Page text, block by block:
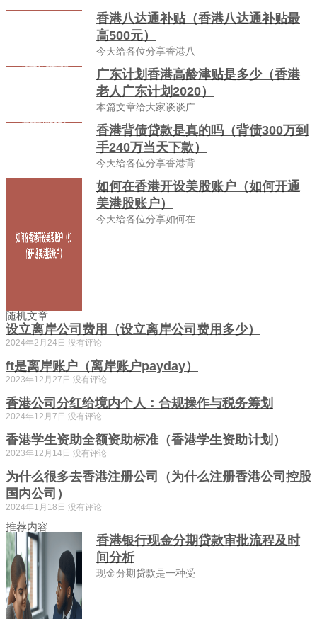
香港八达通补贴（香港八达通补贴最
高500元）
今天给各位分享香港八
广东计划香港高龄津贴是多少（香港
老人广东计划2020）
本篇文章给大家谈谈广
香港背债贷款是真的吗（背债300万到
手240万当天下款）
今天给各位分享香港背
如何在香港开设美股账户（如何开通
美港股账户）
今天给各位分享如何在
随机文章
设立离岸公司费用（设立离岸公司费用多少）
2024年2月24日 没有评论
ft是离岸账户（离岸账户payday）
2023年12月27日 没有评论
香港公司分红给境内个人：合规操作与税务筹划
2024年12月7日 没有评论
香港学生资助全额资助标准（香港学生资助计划）
2023年12月14日 没有评论
为什么很多去香港注册公司（为什么注册香港公司控股
国内公司）
2024年1月18日 没有评论
推荐内容
香港银行现金分期贷款审批流程及时
间分析
现金分期贷款是一种受